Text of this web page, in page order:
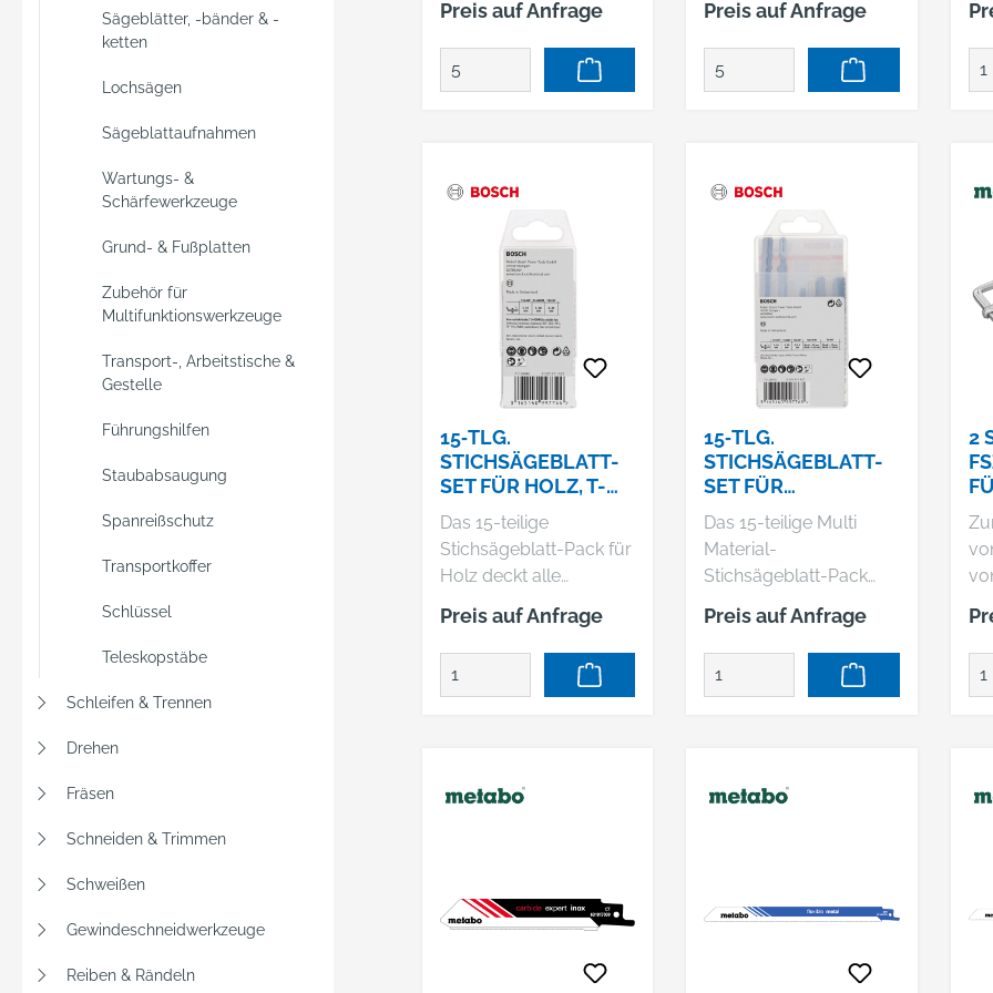
Sägeblätter, -bänder & -
ketten
Lochsägen
Sägeblattaufnahmen
Wartungs- &
Schärfewerkzeuge
Grund- & Fußplatten
Zubehör für
Multifunktionswerkzeuge
Transport-, Arbeitstische &
Gestelle
Führungshilfen
Staubabsaugung
Spanreißschutz
Transportkoffer
Schlüssel
Teleskopstäbe
Schleifen & Trennen
Drehen
Fräsen
Schneiden & Trimmen
Schweißen
Gewindeschneidwerkzeuge
Reiben & Rändeln
Holz- und
Metallarbeiten. Es
enthält neben
für gerade und
Weichholz. Es enthält
außerdem Sägeblätter
für zuverlässige
Schnitte in Metall.
Preis auf Anfrage
enthält neben
Sägeblättern für grobe,
schnelle und feine
Weichholz.
Preis auf Anfrage
15‑TLG.
STICHSÄGEBLATT-
SET FÜR HOLZ, T-
SCHAFT
Das 15-teilige
Stichsägeblatt-Pack für
Holz deckt alle
Anforderungen für den
Einsatz in
Holzmaterialien ab. In
den fünf Schlitzen sind
schnellen und
Arbeit. Es bietet ein
Sortiment an Blättern,
Preis auf Anfrage
15‑TLG.
STICHSÄGEBLATT-
SET FÜR
MULTIMATERIAL, T-
SCHAFT
Das 15-teilige Multi
Material-
Stichsägeblatt-Pack
deckt alle
Anforderungen für jede
Arbeit in den meisten
Materialien mit den
sicher und fest verstaut.
Handhabung bei der
Sortiment an Blättern,
Preis auf Anfrage
2